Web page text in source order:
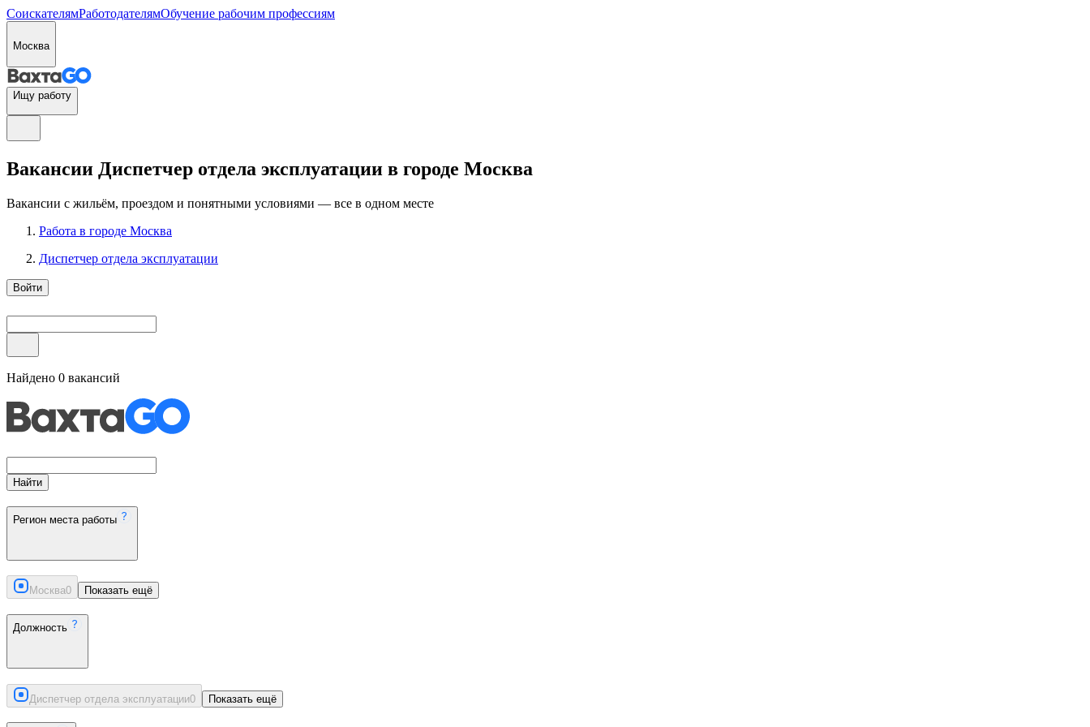
СоискателямРаботодателямОбучение рабочим профессиям
Москва
Ищу работу
Вакансии Диспетчер отдела эксплуатации в городе Москва
Вакансии с жильём, проездом и понятными условиями — все в одном месте
Работа в городе Москва
Диспетчер отдела эксплуатации
Войти
Найдено 0 вакансий
Найти
Регион места работы
Москва0 Показать ещё
Должность
Диспетчер отдела эксплуатации0 Показать ещё